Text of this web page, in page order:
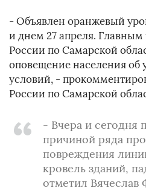
- Объявлен оранжевый
и днем 27 апреля.
России по Самарской
оповещение населения об
условий, -
России по Самарской
- Вчера и сегодня
причиной ряда
повреждения
кровель зданий,
отметил Вячеслав